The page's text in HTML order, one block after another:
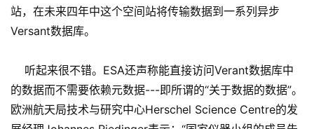
站，在未来四年中这个空间站将传输数据到一系列异步
Versant数据库。
听起来很不错。ESA还声称能直接访问Verant数据库中
的数据而不需要依赖元数据---即所谓的“关于数据的数据”。
欧洲航天局技术与研究中心Herschel Science Centre的发